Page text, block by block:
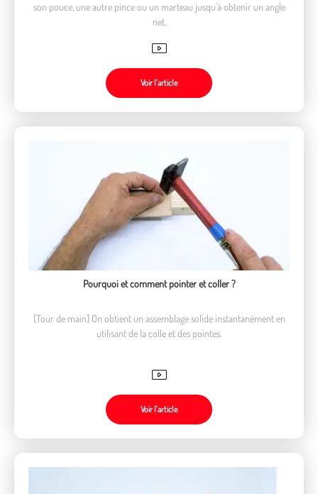
son pouce, une autre pince ou un marteau jusqu'à obtenir un angle
net.
Voir l’article
Pourquoi et comment pointer et coller ?
[Tour de main] On obtient un assemblage solide instantanément en
utilisant de la colle et des pointes.
Voir l’article